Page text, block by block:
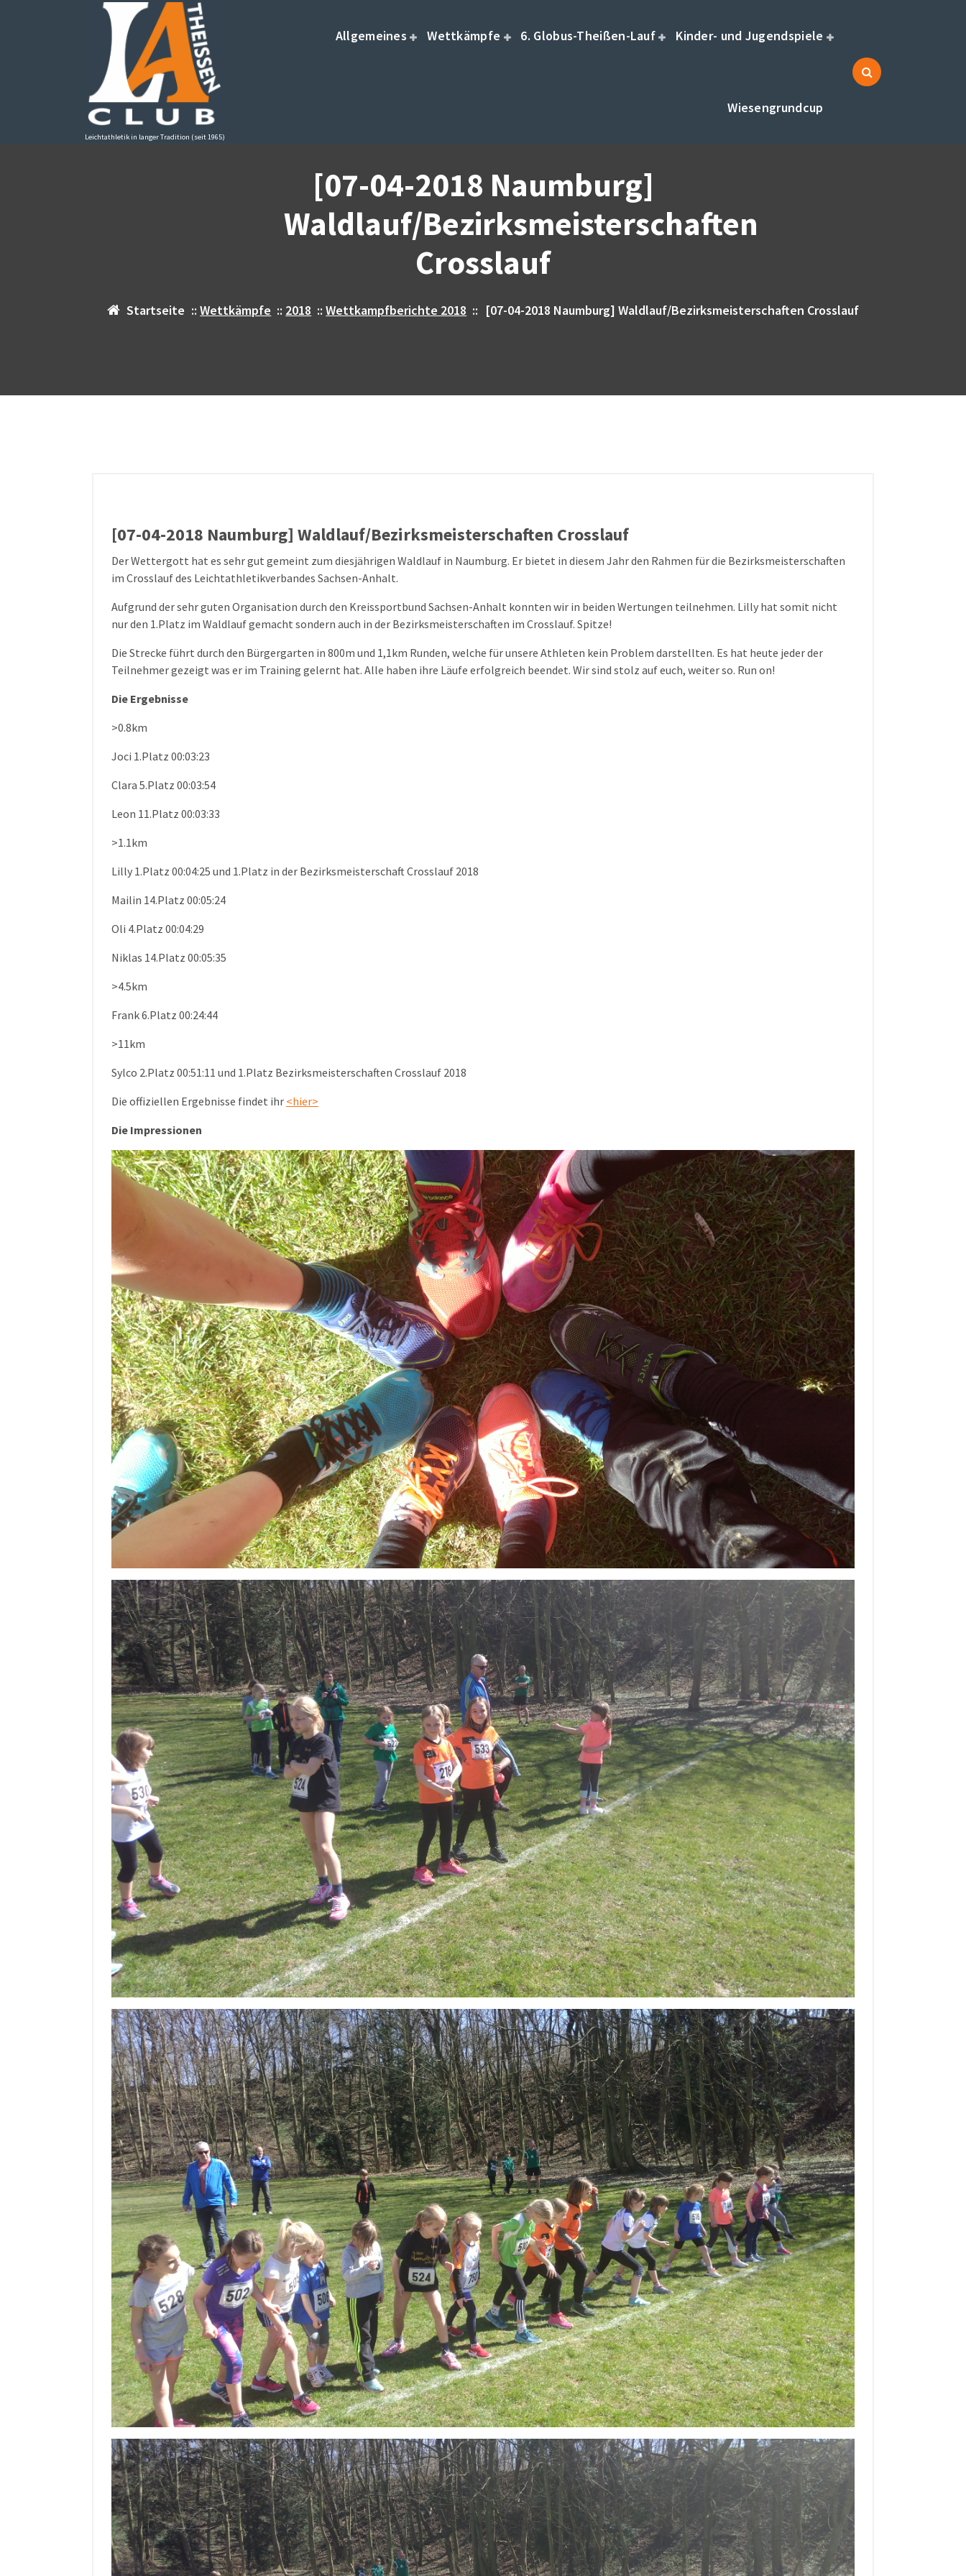
Leichtathletik in langer Tradition (seit 1965)
Allgemeines Wettkämpfe 6. Globus-Theißen-Lauf Kinder- und Jugendspiele
Wiesengrundcup
[07-04-2018 Naumburg]
Waldlauf/Bezirksmeisterschaften
Crosslauf
Startseite ::Wettkämpfe :: 2018 ::Wettkampfberichte 2018 :: [07-04-2018 Naumburg] Waldlauf/Bezirksmeisterschaften Crosslauf
[07-04-2018 Naumburg] Waldlauf/Bezirksmeisterschaften Crosslauf
Der Wettergott hat es sehr gut gemeint zum diesjährigen Waldlauf in Naumburg. Er bietet in diesem Jahr den Rahmen für die Bezirksmeisterschaften
im Crosslauf des Leichtathletikverbandes Sachsen-Anhalt.
Aufgrund der sehr guten Organisation durch den Kreissportbund Sachsen-Anhalt konnten wir in beiden Wertungen teilnehmen. Lilly hat somit nicht
nur den 1.Platz im Waldlauf gemacht sondern auch in der Bezirksmeisterschaften im Crosslauf. Spitze!
Die Strecke führt durch den Bürgergarten in 800m und 1,1km Runden, welche für unsere Athleten kein Problem darstellten. Es hat heute jeder der
Teilnehmer gezeigt was er im Training gelernt hat. Alle haben ihre Läufe erfolgreich beendet. Wir sind stolz auf euch, weiter so. Run on!
Die Ergebnisse
>0.8km
Joci 1.Platz 00:03:23
Clara 5.Platz 00:03:54
Leon 11.Platz 00:03:33
>1.1km
Lilly 1.Platz 00:04:25 und 1.Platz in der Bezirksmeisterschaft Crosslauf 2018
Mailin 14.Platz 00:05:24
Oli 4.Platz 00:04:29
Niklas 14.Platz 00:05:35
>4.5km
Frank 6.Platz 00:24:44
>11km
Sylco 2.Platz 00:51:11 und 1.Platz Bezirksmeisterschaften Crosslauf 2018
Die offiziellen Ergebnisse findet ihr <hier>
Die Impressionen